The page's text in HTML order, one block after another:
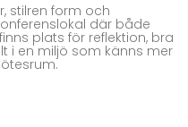
stilren form och
där både
plats för reflektion, bra
i en miljö som känns mer